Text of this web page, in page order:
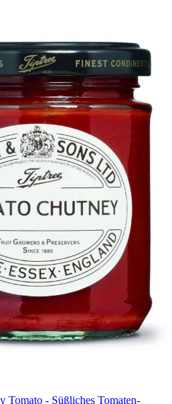
Tomato - Süßliches Tomaten-